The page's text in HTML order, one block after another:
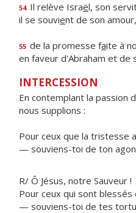
54 Il relève Israël, son
il se souvient de son amour,
55 de la promesse faite à
en faveur d'Abraham et de
INTERCESSION
En contemplant la passion
nous supplions :
Pour ceux que la tristesse
— souviens-toi de ton
R/ Ô Jésus, notre Sauveur !
Pour ceux qui sont blessés
— souviens-toi de tes